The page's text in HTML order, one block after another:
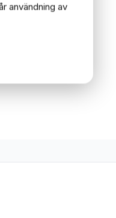
användning av